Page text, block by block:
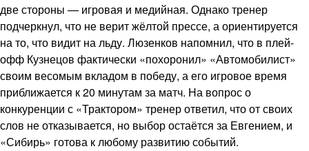
две стороны — игровая и медийная. Однако тренер
подчеркнул, что не верит жёлтой прессе, а ориентируется
на то, что видит на льду. Люзенков напомнил, что в плей-
офф Кузнецов фактически «похоронил» «Автомобилист»
своим весомым вкладом в победу, а его игровое время
приближается к 20 минутам за матч. На вопрос о
конкуренции с «Трактором» тренер ответил, что от своих
слов не отказывается, но выбор остаётся за Евгением, и
«Сибирь» готова к любому развитию событий.